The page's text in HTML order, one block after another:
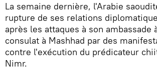
La semaine dernière, l'Arabie
rupture de ses relations
après les attaques à son ambassade
consulat à Mashhad par des
contre l'exécution du prédicateur
Nimr.